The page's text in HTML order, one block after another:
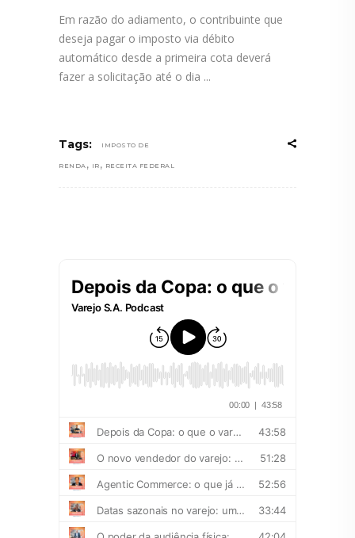
Em razão do adiamento, o contribuinte que
deseja pagar o imposto via débito
automático desde a primeira cota deverá
fazer a solicitação até o dia
Tags: IMPOSTO DE
RENDA , IR , RECEITA FEDERAL